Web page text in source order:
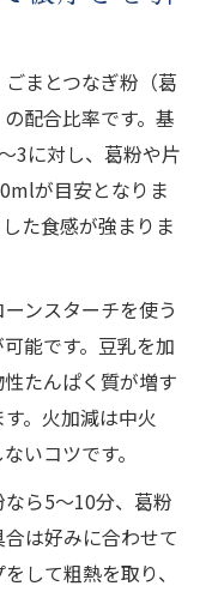
まとつなぎ粉（葛
配合比率です。基
3に対し、葛粉や片
が目安となりま
た食感が強まりま
ンスターチを使う
能です。豆乳を加
たんぱく質が増す
。火加減は中火
いコツです。
ら5〜10分、葛粉
は好みに合わせて
して粗熱を取り、